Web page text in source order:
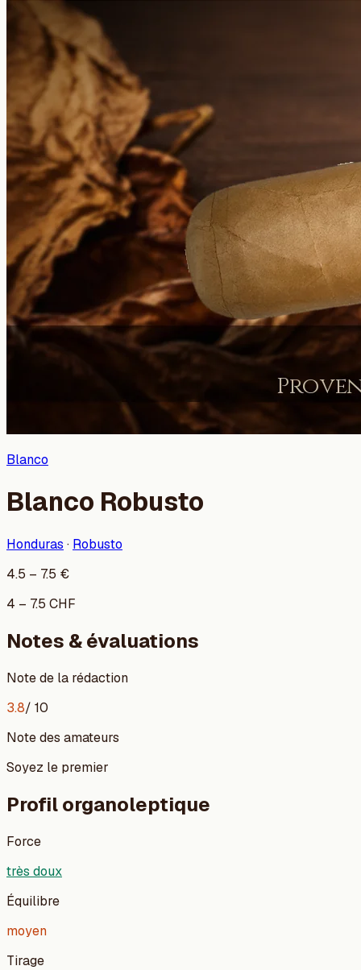
Blanco
Blanco Robusto
Honduras · Robusto
4.5 – 7.5 €
4 – 7.5 CHF
Notes & évaluations
Note de la rédaction
3.8/ 10
Note des amateurs
Soyez le premier
Profil organoleptique
Force
très doux
Équilibre
moyen
Tirage